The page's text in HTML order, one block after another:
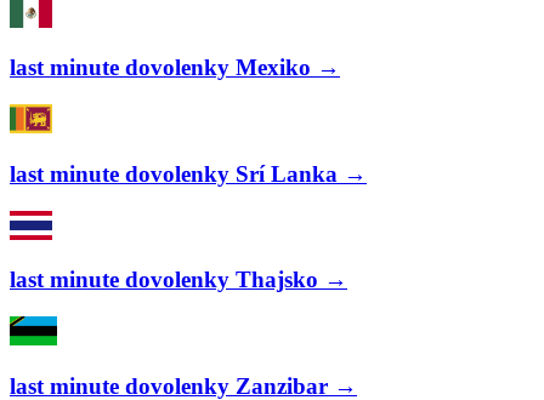
last minute dovolenky Mexiko →
last minute dovolenky Srí Lanka →
last minute dovolenky Thajsko →
last minute dovolenky Zanzibar →